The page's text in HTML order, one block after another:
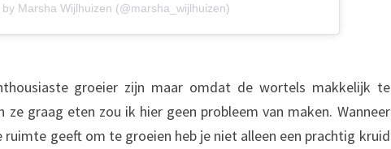
Marsha Wijlhuizen (@marsha_wijlhuizen)
groeier zijn maar omdat de wortels makkelijk te
ze graag eten zou ik hier geen probleem van maken. Wanneer
ruimte geeft om te groeien heb je niet alleen een prachtig kruid